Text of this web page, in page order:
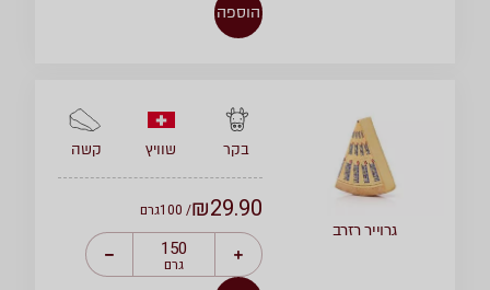
הוספה
גרוייר רזרב
בקר שוויץ קשה
₪29.90
/ 100 גרם
גרם